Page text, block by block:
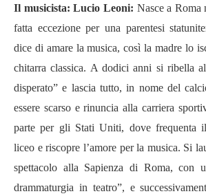
Il musicista: Lucio Leoni: Nasce a Roma
fatta eccezione per una parentesi
dice di amare la musica, così la madre lo
chitarra classica. A dodici anni si ribella
disperato”e lascia tutto, in nome del
essere scarso e rinuncia alla carriera
parte per gli Stati Uniti, dove frequenta
liceo e riscopre l’amore per la musica. Si
spettacolo alla Sapienza di Roma, con
drammaturgia in teatro”, e